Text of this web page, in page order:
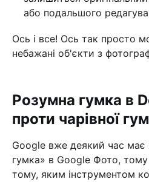
або подальшого
Ось і все! Ось так просто
небажані об'єкти з
Розумна гумка в
проти чарівної
Google вже деякий час має
гумка» в Google Фото, тому
тому, яким інструментом